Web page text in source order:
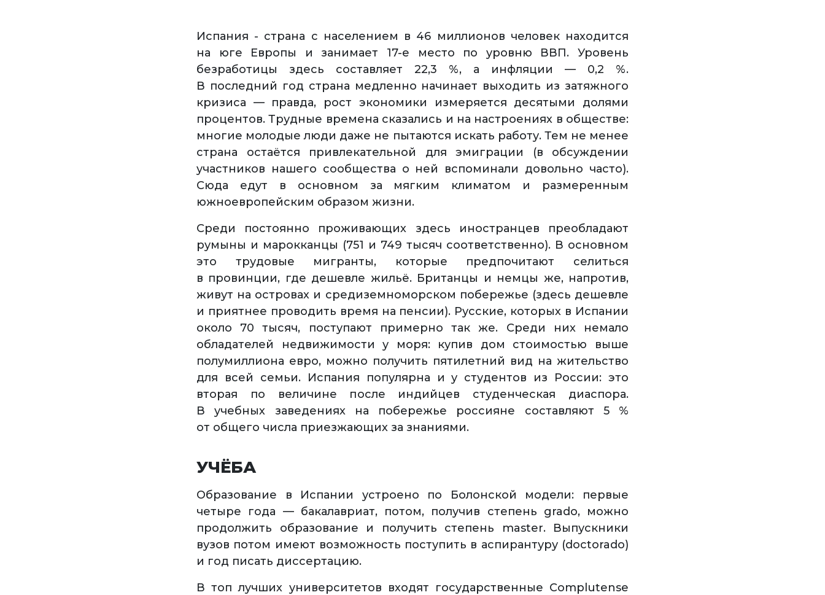
Испания - страна с населением в 46 миллионов человек находится
на юге Европы и занимает 17-е место по уровню ВВП. Уровень
безработицы здесь составляет 22,3 %, а инфляции — 0,2 %.
В последний год страна медленно начинает выходить из затяжного
кризиса — правда, рост экономики измеряется десятыми долями
процентов. Трудные времена сказались и на настроениях в обществе:
многие молодые люди даже не пытаются искать работу. Тем не менее
страна остаётся привлекательной для эмиграции (в обсуждении
участников нашего сообщества о ней вспоминали довольно часто).
Сюда едут в основном за мягким климатом и размеренным
южноевропейским образом жизни.
Среди постоянно проживающих здесь иностранцев преобладают
румыны и марокканцы (751 и 749 тысяч соответственно). В основном
это трудовые мигранты, которые предпочитают селиться
в провинции, где дешевле жильё. Британцы и немцы же, напротив,
живут на островах и средиземноморском побережье (здесь дешевле
и приятнее проводить время на пенсии). Русские, которых в Испании
около 70 тысяч, поступают примерно так же. Среди них немало
обладателей недвижимости у моря: купив дом стоимостью выше
полумиллиона евро, можно получить пятилетний вид на жительство
для всей семьи. Испания популярна и у студентов из России: это
вторая по величине после индийцев студенческая диаспора.
В учебных заведениях на побережье россияне составляют 5 %
от общего числа приезжающих за знаниями.
УЧЁБА
Образование в Испании устроено по Болонской модели: первые
четыре года — бакалавриат, потом, получив степень grado, можно
продолжить образование и получить степень master. Выпускники
вузов потом имеют возможность поступить в аспирантуру (doctorado)
и год писать диссертацию.
В топ лучших университетов входят государственные Complutense